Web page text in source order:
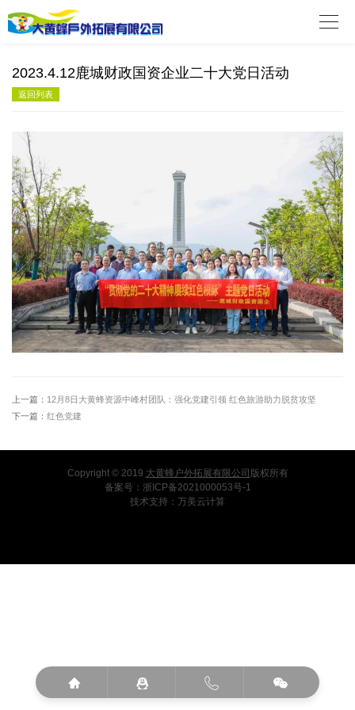

2023.4.12鹿城财政国资企业二十大党日活动
返回列表
上一篇： 12月8日大黄蜂资源中峰村团队：强化党建引领 红色旅游助力脱贫攻坚
下一篇： 红色党建
   
Copyright © 2019 大黄蜂户外拓展有限公司 版权所有
备案号： 浙ICP备2021000053号-1
技术支持： 万美云计算